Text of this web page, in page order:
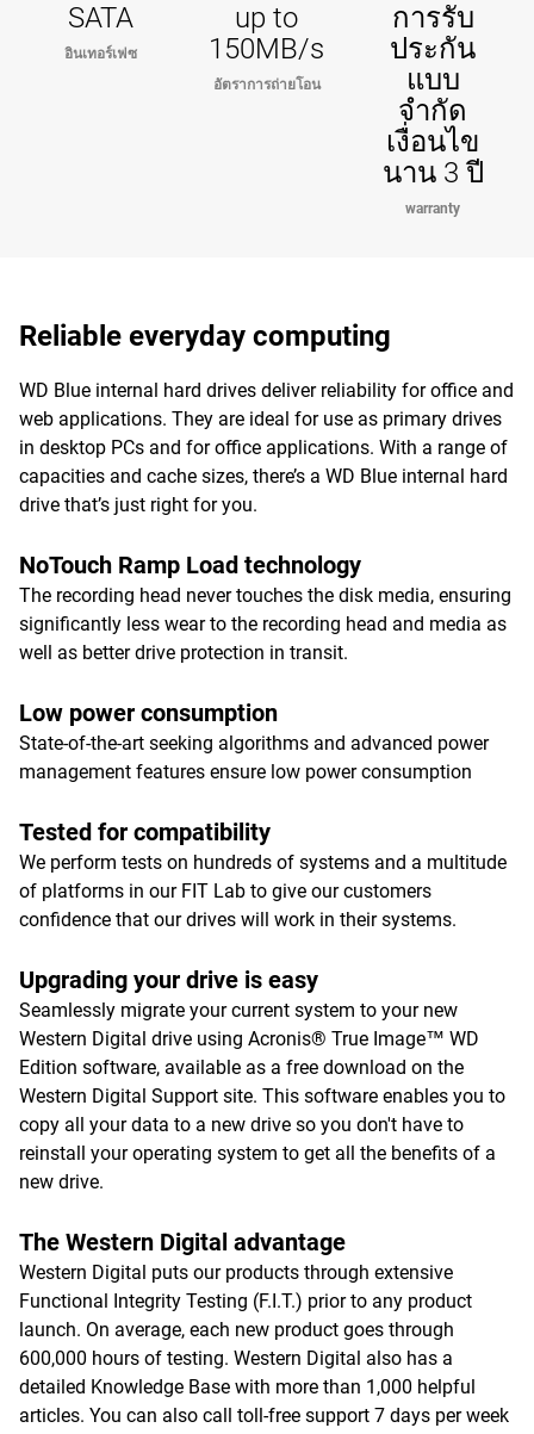
SATA
อินเทอร์เฟซ
up to
150MB/s
อัตราการถ่ายโอน
การรับ
ประกัน
แบบ
จำกัด
เงื่อนไข
นาน 3 ปี
warranty
Reliable everyday computing
WD Blue internal hard drives deliver reliability for office and
web applications. They are ideal for use as primary drives
in desktop PCs and for office applications. With a range of
capacities and cache sizes, there’s a WD Blue internal hard
drive that’s just right for you.
NoTouch Ramp Load technology
The recording head never touches the disk media, ensuring
significantly less wear to the recording head and media as
well as better drive protection in transit.
Low power consumption
State-of-the-art seeking algorithms and advanced power
management features ensure low power consumption
Tested for compatibility
We perform tests on hundreds of systems and a multitude
of platforms in our FIT Lab to give our customers
confidence that our drives will work in their systems.
Upgrading your drive is easy
Seamlessly migrate your current system to your new
Western Digital drive using Acronis® True Image™ WD
Edition software, available as a free download on the
Western Digital Support site. This software enables you to
copy all your data to a new drive so you don't have to
reinstall your operating system to get all the benefits of a
new drive.
The Western Digital advantage
Western Digital puts our products through extensive
Functional Integrity Testing (F.I.T.) prior to any product
launch. On average, each new product goes through
600,000 hours of testing. Western Digital also has a
detailed Knowledge Base with more than 1,000 helpful
articles. You can also call toll-free support 7 days per week